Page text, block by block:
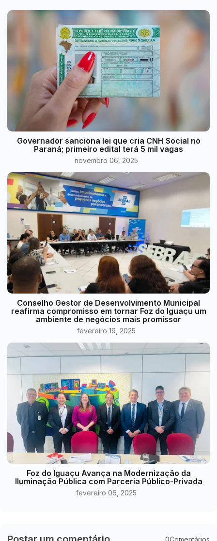
Governador sanciona lei que cria CNH Social no
Paraná; primeiro edital terá 5 mil vagas
novembro 06, 2025
Conselho Gestor de Desenvolvimento Municipal
reafirma compromisso em tornar Foz do Iguaçu um
ambiente de negócios mais promissor
fevereiro 19, 2025
Foz do Iguaçu Avança na Modernização da
Iluminação Pública com Parceria Público-Privada
fevereiro 06, 2025
0Comentários